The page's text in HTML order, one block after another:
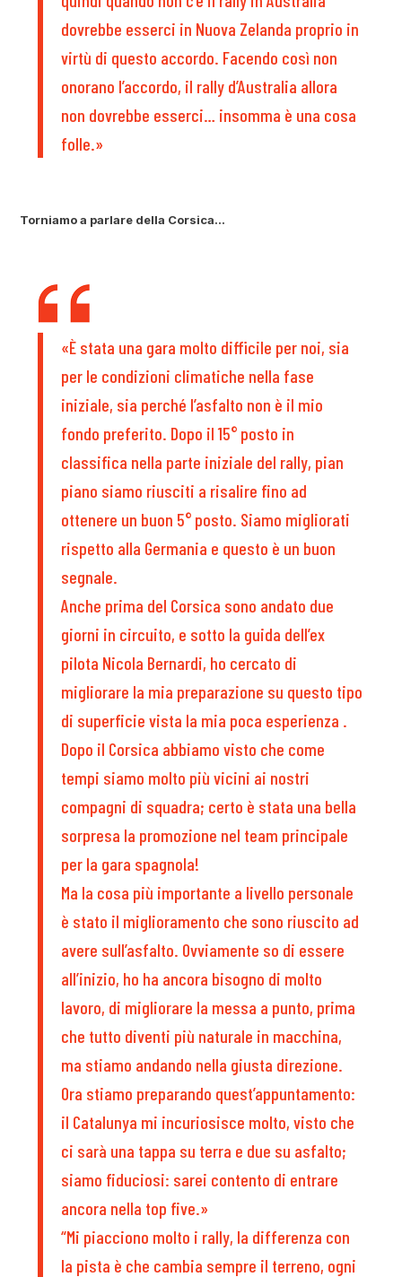
dovrebbe esserci in Nuova Zelanda proprio in
virtù di questo accordo. Facendo così non
onorano l’accordo, il rally d’Australia allora
non dovrebbe esserci… insomma è una cosa
folle.»
Torniamo a parlare della Corsica…
«È stata una gara molto difficile per noi, sia
per le condizioni climatiche nella fase
iniziale, sia perché l’asfalto non è il mio
fondo preferito. Dopo il 15° posto in
classifica nella parte iniziale del rally, pian
piano siamo riusciti a risalire fino ad
ottenere un buon 5° posto. Siamo migliorati
rispetto alla Germania e questo è un buon
segnale.
Anche prima del Corsica sono andato due
giorni in circuito, e sotto la guida dell’ex
pilota Nicola Bernardi, ho cercato di
migliorare la mia preparazione su questo tipo
di superficie vista la mia poca esperienza .
Dopo il Corsica abbiamo visto che come
tempi siamo molto più vicini ai nostri
compagni di squadra; certo è stata una bella
sorpresa la promozione nel team principale
per la gara spagnola!
Ma la cosa più importante a livello personale
è stato il miglioramento che sono riuscito ad
avere sull’asfalto. Ovviamente so di essere
all’inizio, ho ha ancora bisogno di molto
lavoro, di migliorare la messa a punto, prima
che tutto diventi più naturale in macchina,
ma stiamo andando nella giusta direzione.
Ora stiamo preparando quest’appuntamento:
il Catalunya mi incuriosisce molto, visto che
ci sarà una tappa su terra e due su asfalto;
siamo fiduciosi: sarei contento di entrare
ancora nella top five.»
“Mi piacciono molto i rally, la differenza con
la pista è che cambia sempre il terreno, ogni